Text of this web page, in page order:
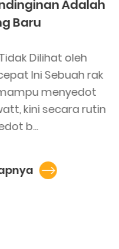
Adalah
Baru
Dilihat oleh
Ini Sebuah rak
menyedot
kini secara rutin
b...